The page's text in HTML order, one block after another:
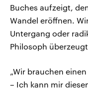
Buches aufzeigt,
Wandel eröffnen.
Untergang oder
Philosoph
„Wir brauchen
– Ich kann mir